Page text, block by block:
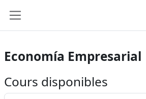
Economía Empresarial
Cours disponibles